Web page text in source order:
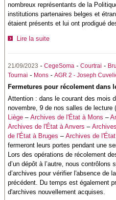
nombreux représentants de la
institutions partenaires belges et
étaient présents et lui ont prodigué
Lire la suite
21/09/2023 -CegeSoma -Courtrai -
Tournai - Mons -AGR 2 - Joseph
Fermetures pour récolement dans
Attention : dans le courant des mois
novembre, 9 de nos salles de lecture
Liège –Archives de l'État à Mons –
Archives de l'État à Anvers –
de l'État à Bruges –Archives de
fermeront leurs portes pendant une
Lors des opérations de récolement
d’un dépôt à l’autre, nous
d’archives pour vérifier l'absence de
précédent. Du temps est également
d'archives nouvellement acquises.